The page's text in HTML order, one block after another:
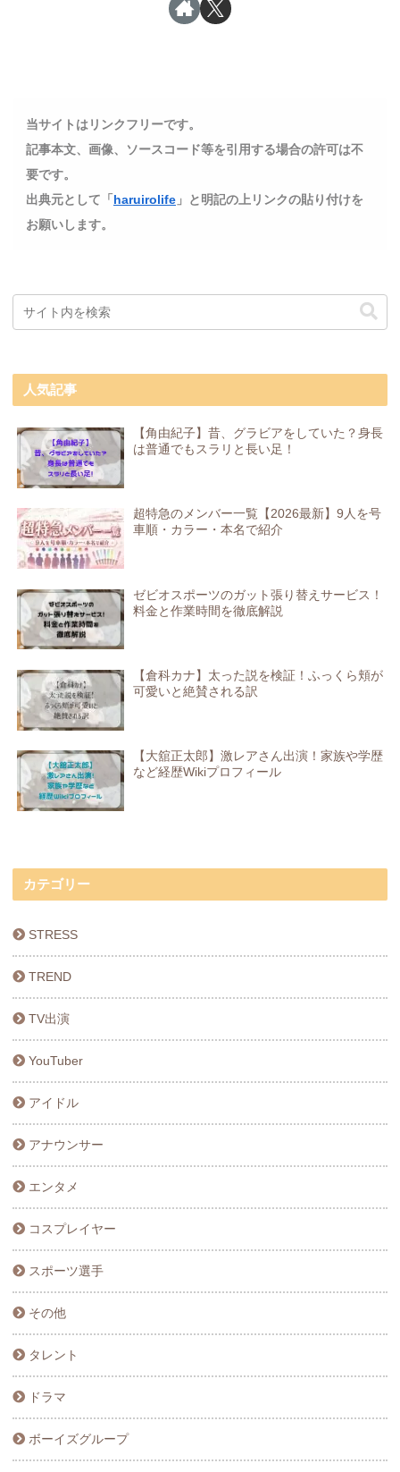
当サイトはリンクフリーです。
記事本文、画像、ソースコード等を引用する場合の許可は不
要です。
出典元として「 haruirolife 」と明記の上リンクの貼り付けを
お願いします。
人気記事
【角由紀子】昔、グラビアをしていた？身長
は普通でもスラリと長い足！
超特急のメンバー一覧【2026最新】9人を号
車順・カラー・本名で紹介
ゼビオスポーツのガット張り替えサービス！
料金と作業時間を徹底解説
【倉科カナ】太った説を検証！ふっくら頬が
可愛いと絶賛される訳
【大舘正太郎】激レアさん出演！家族や学歴
など経歴Wikiプロフィール
カテゴリー
STRESS
TREND
TV出演
YouTuber
アイドル
アナウンサー
エンタメ
コスプレイヤー
スポーツ選手
その他
タレント
ドラマ
ボーイズグループ